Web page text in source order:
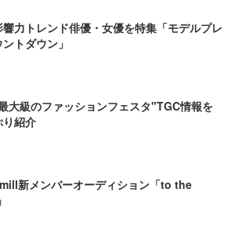
響力トレンド俳優・女優を特集「モデルプレ
トダウン」
大級のファッションフェスタ"TGC情報を
り紹介
新メンバーオーディション「to the